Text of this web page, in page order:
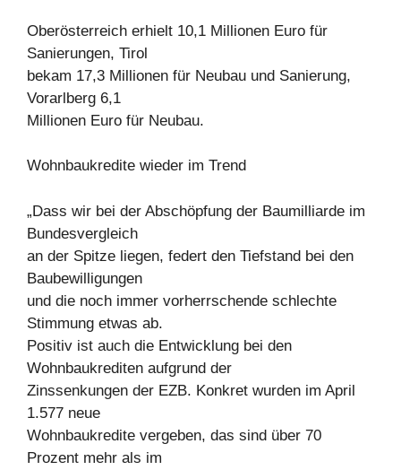
Oberösterreich erhielt 10,1 Millionen Euro für
Sanierungen, Tirol
bekam 17,3 Millionen für Neubau und Sanierung,
Vorarlberg 6,1
Millionen Euro für Neubau.
Wohnbaukredite wieder im Trend
„Dass wir bei der Abschöpfung der Baumilliarde im
Bundesvergleich
an der Spitze liegen, federt den Tiefstand bei den
Baubewilligungen
und die noch immer vorherrschende schlechte
Stimmung etwas ab.
Positiv ist auch die Entwicklung bei den
Wohnbaukrediten aufgrund der
Zinssenkungen der EZB. Konkret wurden im April
1.577 neue
Wohnbaukredite vergeben, das sind über 70
Prozent mehr als im